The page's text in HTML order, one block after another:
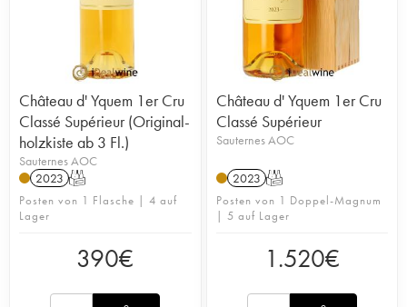
Château d' Yquem 1er Cru
Classé Supérieur (Original-
holzkiste ab 3 Fl.)
Sauternes AOC
2023 T
Posten von 1 Flasche | 4 auf
Lager
390€
Château d' Yquem 1er Cru
Classé Supérieur
Sauternes AOC
2023 T
Posten von 1 Doppel-Magnum
| 5 auf Lager
1.520€